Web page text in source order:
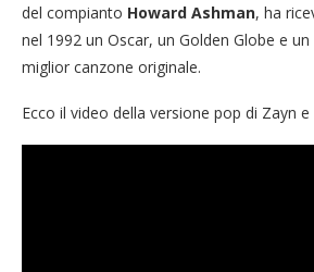
del compianto Howard Ashman, ha
nel 1992 un Oscar, un Golden Globe e
miglior canzone originale.
Ecco il video della versione pop di Zayn e